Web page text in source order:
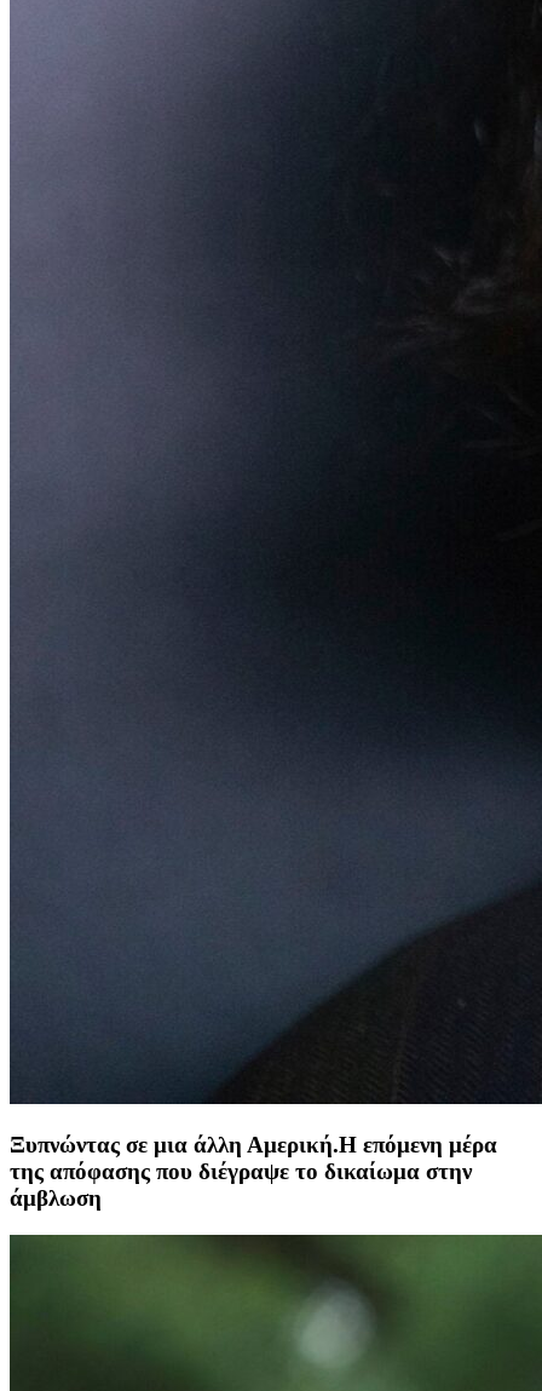
Ξυπνώντας σε μια άλλη Αμερική.Η επόμενη μέρα
της απόφασης που διέγραψε το δικαίωμα στην
άμβλωση